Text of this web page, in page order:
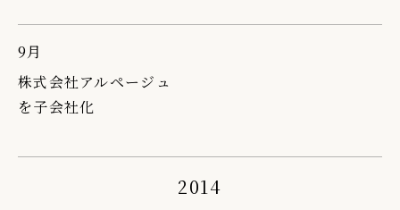
9月
株式会社アルページュ
を子会社化
2014